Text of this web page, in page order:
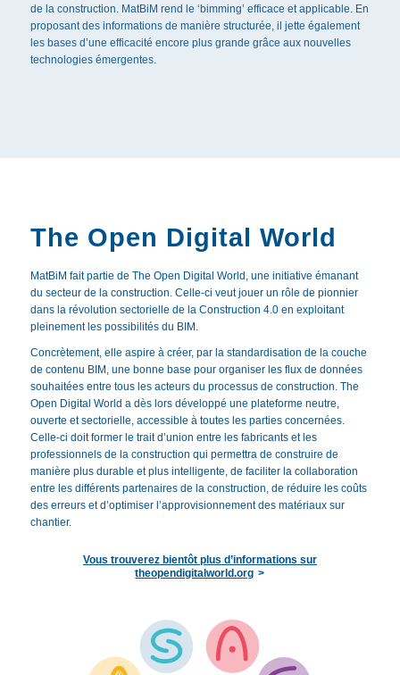
de la construction. MatBiM rend le ‘bimming’ efficace et applicable. En
proposant des informations de manière structurée, il jette également
les bases d’une efficacité encore plus grande grâce aux nouvelles
technologies émergentes.
The Open Digital World
MatBiM fait partie de The Open Digital World, une initiative émanant
du secteur de la construction. Celle-ci veut jouer un rôle de pionnier
dans la révolution sectorielle de la Construction 4.0 en exploitant
pleinement les possibilités du BIM.
Concrètement, elle aspire à créer, par la standardisation de la couche
de contenu BIM, une bonne base pour organiser les flux de données
souhaitées entre tous les acteurs du processus de construction. The
Open Digital World a dès lors développé une plateforme neutre,
ouverte et sectorielle, accessible à toutes les parties concernées.
Celle-ci doit former le trait d’union entre les fabricants et les
professionnels de la construction qui permettra de construire de
manière plus durable et plus intelligente, de faciliter la collaboration
entre les différents partenaires de la construction, de réduire les coûts
des erreurs et d’optimiser l’approvisionnement des matériaux sur
chantier.
Vous trouverez bientôt plus d’informations sur
theopendigitalworld.org